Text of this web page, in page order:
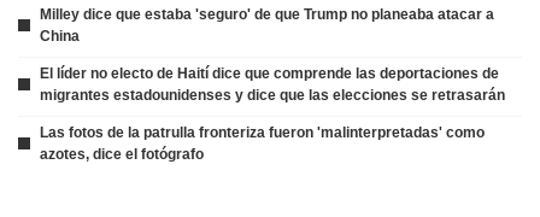
Milley dice que estaba 'seguro' de que Trump no planeaba atacar a
China
El líder no electo de Haití dice que comprende las deportaciones de
migrantes estadounidenses y dice que las elecciones se retrasarán
Las fotos de la patrulla fronteriza fueron 'malinterpretadas' como
azotes, dice el fotógrafo